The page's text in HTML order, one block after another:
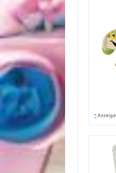
* Anzeige